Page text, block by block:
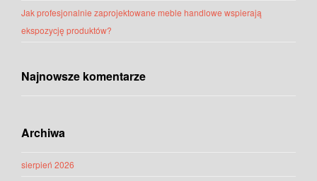
Jak profesjonalnie zaprojektowane meble handlowe wspierają
ekspozycję produktów?
Najnowsze komentarze
Archiwa
sierpień 2026